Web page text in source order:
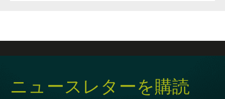
ニュースレターを購読